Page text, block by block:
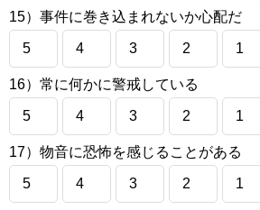
15）事件に巻き込まれないか心配だ
5 4 3 2 1
16）常に何かに警戒している
5 4 3 2 1
17）物音に恐怖を感じることがある
5 4 3 2 1